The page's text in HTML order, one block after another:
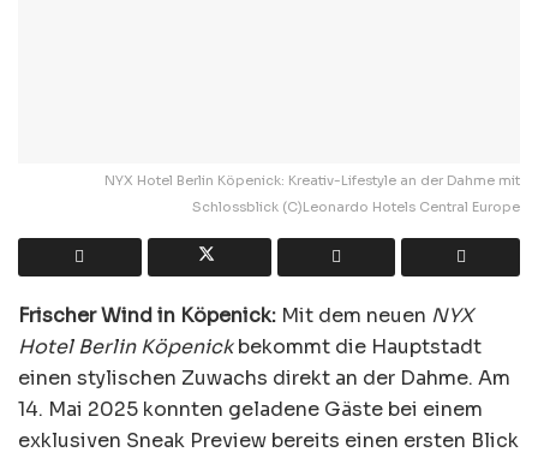
NYX Hotel Berlin Köpenick: Kreativ-Lifestyle an der Dahme mit
Schlossblick (C)Leonardo Hotels Central Europe
Frischer Wind in Köpenick: Mit dem neuen NYX
Hotel Berlin Köpenickbekommt die Hauptstadt
einen stylischen Zuwachs direkt an der Dahme. Am
14. Mai 2025 konnten geladene Gäste bei einem
exklusiven Sneak Preview bereits einen ersten Blick